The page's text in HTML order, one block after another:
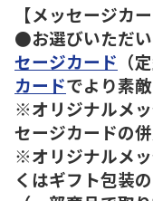
【メッセージカ
●お選びいただい
セージカード （
カードでより素
※オリジナルメ
セージカードの
※オリジナルメ
くはギフト包装